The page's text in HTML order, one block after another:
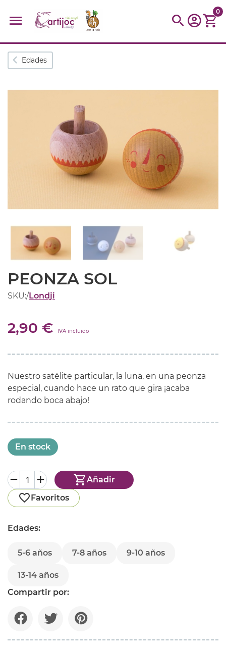
Búsquedas populares
0
Edades
PEONZA SOL
SKU:/Londji
2,90 € IVA incluido
Nuestro satélite particular, la luna, en una peonza
especial, cuando hace un rato que gira ¡acaba
rodando boca abajo!
En stock
Añadir
Favoritos
Edades:
5-6 años 7-8 años 9-10 años
13-14 años
Compartir por: